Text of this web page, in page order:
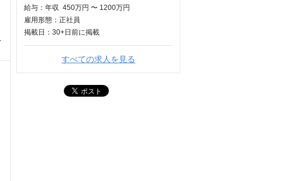
給与： 年収 450万円 〜 1200万円
雇用形態：正社員
掲載日： 30+日 前に掲載
すべての求人を見る